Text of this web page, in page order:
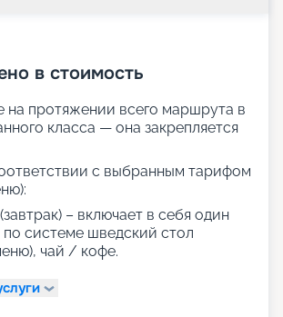
в стоимость
на протяжении всего маршрута в
класса — она закрепляется
с выбранным тарифом
– включает в себя один
системе шведский стол
чай / кофе.